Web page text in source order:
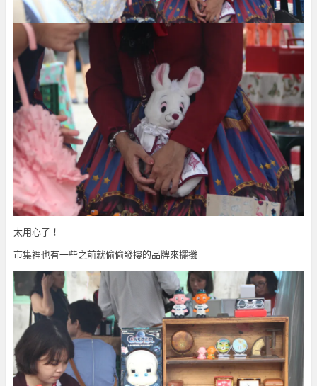
太用心了！
市集裡也有一些之前就偷偷發摟的品牌來擺攤